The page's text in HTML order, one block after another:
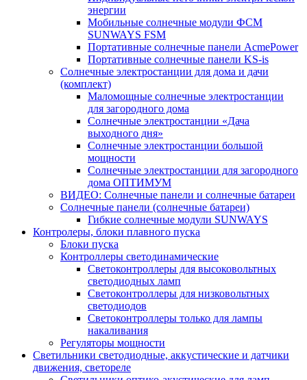
энергии
Мобильные солнечные модули ФСМ
SUNWAYS FSM
Портативные солнечные панели AcmePower
Портативные солнечные панели KS-is
Солнечные электростанции для дома и дачи
(комплект)
Маломощные солнечные электростанции
для загородного дома
Солнечные электростанции «Дача
выходного дня»
Солнечные электростанции большой
мощности
Солнечные электростанции для загородного
дома ОПТИМУМ
ВИДЕО: Солнечные панели и солнечные батареи
Солнечные панели (солнечные батареи)
Гибкие солнечные модули SUNWAYS
Контролеры, блоки плавного пуска
Блоки пуска
Контроллеры светодинамические
Светоконтроллеры для высоковольтных
светодиодных ламп
Светоконтроллеры для низковольтных
светодиодов
Светоконтроллеры только для лампы
накаливания
Регуляторы мощности
Светильники светодиодные, аккустические и датчики
движения, светореле